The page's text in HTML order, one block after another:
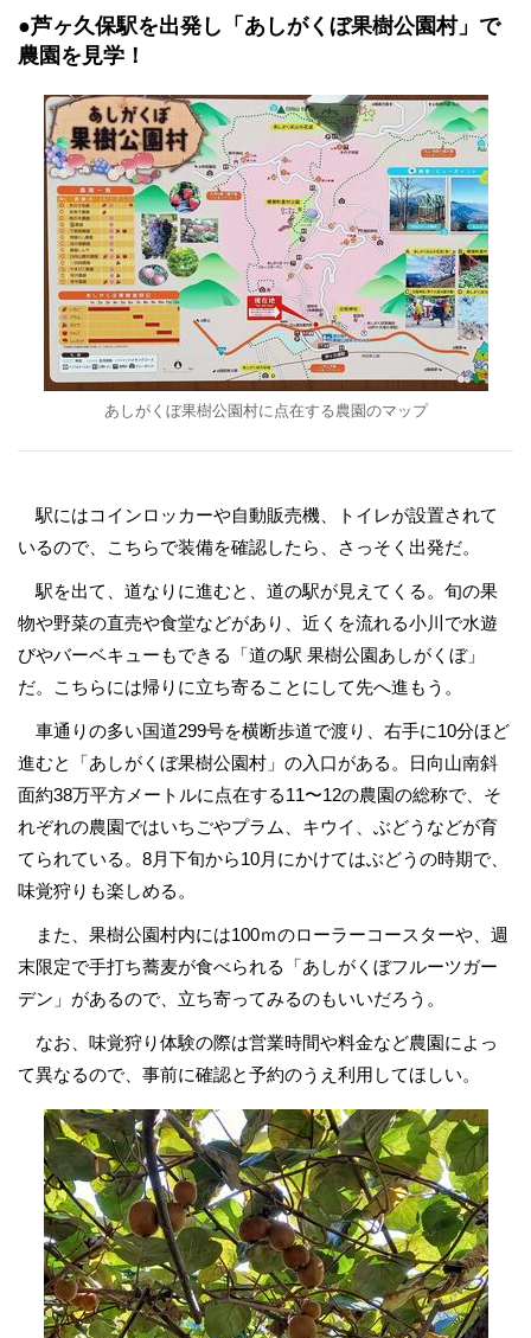
●芦ヶ久保駅を出発し「あしがくぼ果樹公園村」で
農園を見学！
あしがくぼ果樹公園村に点在する農園のマップ
駅にはコインロッカーや自動販売機、トイレが設置されて
いるので、こちらで装備を確認したら、さっそく出発だ。
駅を出て、道なりに進むと、道の駅が見えてくる。旬の果
物や野菜の直売や食堂などがあり、近くを流れる小川で水遊
びやバーベキューもできる「道の駅 果樹公園あしがくぼ」
だ。こちらには帰りに立ち寄ることにして先へ進もう。
車通りの多い国道299号を横断歩道で渡り、右手に10分ほど
進むと「あしがくぼ果樹公園村」の入口がある。日向山南斜
面約38万平方メートルに点在する11〜12の農園の総称で、そ
れぞれの農園ではいちごやプラム、キウイ、ぶどうなどが育
てられている。8月下旬から10月にかけてはぶどうの時期で、
味覚狩りも楽しめる。
また、果樹公園村内には100ｍのローラーコースターや、週
末限定で手打ち蕎麦が食べられる「あしがくぼフルーツガー
デン」があるので、立ち寄ってみるのもいいだろう。
なお、味覚狩り体験の際は営業時間や料金など農園によっ
て異なるので、事前に確認と予約のうえ利用してほしい。